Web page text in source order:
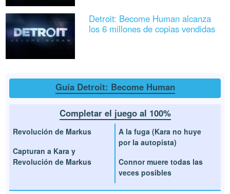
Detroit: Become Human alcanza
los 6 millones de copias vendidas
Guía Detroit: Become Human
Completar el juego al 100%
Revolución de Markus
Capturan a Kara y
Revolución de Markus
A la fuga (Kara no huye
por la autopista)
Connor muere todas las
veces posibles